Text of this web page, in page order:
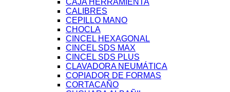
CAJA HERRAMIENTA
CALIBRES
CEPILLO MANO
CHOCLA
CINCEL HEXAGONAL
CINCEL SDS MAX
CINCEL SDS PLUS
CLAVADORA NEUMÁTICA
COPIADOR DE FORMAS
CORTACAÑO